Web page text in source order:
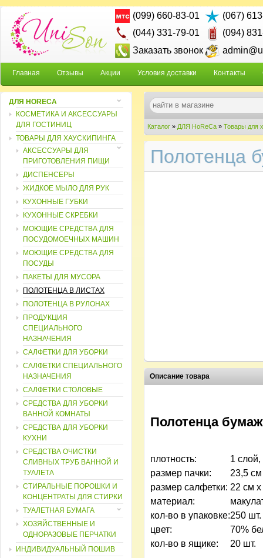
(099) 660-83-01
(067)
(044) 331-79-01
(094)
Заказать звонок
Главная Отзывы Акции Условия доставки Контакты
Каталог » ДЛЯ HoReCa » Товары для
Полотенца
Описание товара
Полотенца
плотность:
1 слой,
размер пачки:
23,5
размер салфетки: 22 см
материал:
кол-во в упаковке:250 шт.
цвет:
70%
кол-во в ящике:
20 шт.
ДЛЯ HORECA
КОСМЕТИКА И АКСЕССУАРЫ
ДЛЯ ГОСТИНИЦ
ТОВАРЫ ДЛЯ ХАУСКИПИНГА
АКСЕССУАРЫ ДЛЯ
ПРИГОТОВЛЕНИЯ ПИЩИ
ДИСПЕНСЕРЫ
ЖИДКОЕ МЫЛО ДЛЯ РУК
КУХОННЫЕ ГУБКИ
КУХОННЫЕ СКРЕБКИ
МОЮЩИЕ СРЕДСТВА ДЛЯ
ПОСУДОМОЕЧНЫХ МАШИН
МОЮЩИЕ СРЕДСТВА ДЛЯ
ПОСУДЫ
ПАКЕТЫ ДЛЯ МУСОРА
ПОЛОТЕНЦА В ЛИСТАХ
ПОЛОТЕНЦА В РУЛОНАХ
ПРОДУКЦИЯ
СПЕЦИАЛЬНОГО
НАЗНАЧЕНИЯ
САЛФЕТКИ ДЛЯ УБОРКИ
САЛФЕТКИ СПЕЦИАЛЬНОГО
НАЗНАЧЕНИЯ
САЛФЕТКИ СТОЛОВЫЕ
СРЕДСТВА ДЛЯ УБОРКИ
ВАННОЙ КОМНАТЫ
СРЕДСТВА ДЛЯ УБОРКИ
КУХНИ
СРЕДСТВА ОЧИСТКИ
СЛИВНЫХ ТРУБ ВАННОЙ И
ТУАЛЕТА
СТИРАЛЬНЫЕ ПОРОШКИ И
КОНЦЕНТРАТЫ ДЛЯ СТИРКИ
ТУАЛЕТНАЯ БУМАГА
ХОЗЯЙСТВЕННЫЕ И
ОДНОРАЗОВЫЕ ПЕРЧАТКИ
ИНДИВИДУАЛЬНЫЙ ПОШИВ